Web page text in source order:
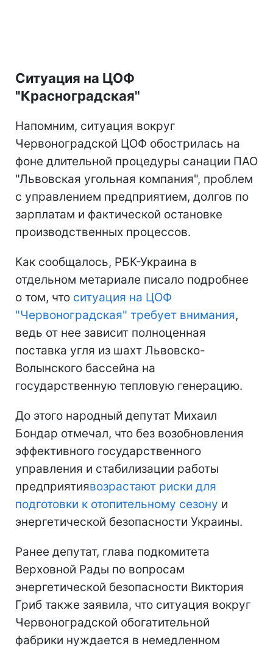
Ситуация на ЦОФ
"Красноградская"
Напомним, ситуация вокруг
Червоноградской ЦОФ обострилась на
фоне длительной процедуры санации ПАО
"Львовская угольная компания", проблем
с управлением предприятием, долгов по
зарплатам и фактической остановке
производственных процессов.
Как сообщалось, РБК-Украина в
отдельном метариале писало подробнее
о том, что ситуация на ЦОФ
"Червоноградская" требует внимания,
ведь от нее зависит полноценная
поставка угля из шахт Львовско-
Волынского бассейна на
государственную тепловую генерацию.
До этого народный депутат Михаил
Бондар отмечал, что без возобновления
эффективного государственного
управления и стабилизации работы
предприятиявозрастают риски для
подготовки к отопительному сезону и
энергетической безопасности Украины.
Ранее депутат, глава подкомитета
Верховной Рады по вопросам
энергетической безопасности Виктория
Гриб также заявила, что ситуация вокруг
Червоноградской обогатительной
фабрики нуждается в немедленном